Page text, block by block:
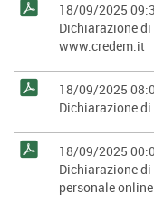
18/09/2025
Dichiarazione
www.credem.it
18/09/2025
Dichiarazione
18/09/2025
Dichiarazione
personale online